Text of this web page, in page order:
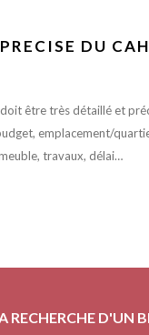
DU
doit être très détaillé et
emplacement/
travaux, délai…
RECHERCHE D'UN